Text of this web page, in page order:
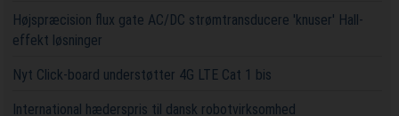
Højspræcision flux gate AC/DC strømtransducere 'knuser' Hall-
effekt løsninger
Nyt Click-board understøtter 4G LTE Cat 1 bis
International hæderspris til dansk robotvirksomhed